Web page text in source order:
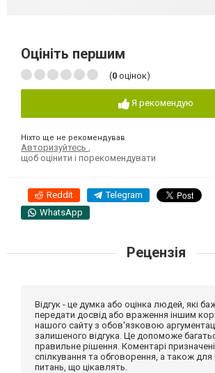
Оцініть першим
(0 оцінок)
Я рекомендую
Ніхто ще не рекомендував
Авторизуйтесь
щоб оцінити і порекомендувати
Reddit Telegram
WhatsApp
Рецензія
Відгук - це думка або оцінка людей, які
передати досвід або враження іншим
нашого сайту з обов'язковою
залишеного відгука. Це допоможе
правильне рішення. Коментарі
спілкування та обговорення, а також
питань, що цікавлять.